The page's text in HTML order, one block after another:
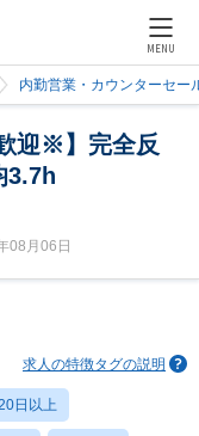
MENU
内勤営業・カウンターセー
迎※】完全反
3.7h
08月06日
求人の特徴タグの説明
日以上